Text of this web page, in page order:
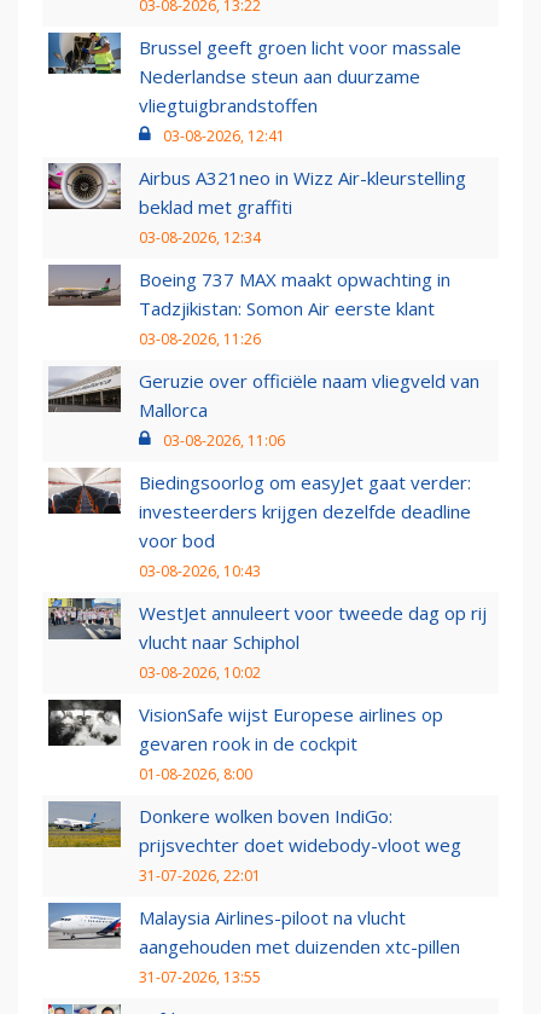
03-08-2026, 13:22
Brussel geeft groen licht voor massale
Nederlandse steun aan duurzame
vliegtuigbrandstoffen
03-08-2026, 12:41
Airbus A321neo in Wizz Air-kleurstelling
beklad met graffiti
03-08-2026, 12:34
Boeing 737 MAX maakt opwachting in
Tadzjikistan: Somon Air eerste klant
03-08-2026, 11:26
Geruzie over officiële naam vliegveld van
Mallorca
03-08-2026, 11:06
Biedingsoorlog om easyJet gaat verder:
investeerders krijgen dezelfde deadline
voor bod
03-08-2026, 10:43
WestJet annuleert voor tweede dag op rij
vlucht naar Schiphol
03-08-2026, 10:02
VisionSafe wijst Europese airlines op
gevaren rook in de cockpit
01-08-2026, 8:00
Donkere wolken boven IndiGo:
prijsvechter doet widebody-vloot weg
31-07-2026, 22:01
Malaysia Airlines-piloot na vlucht
aangehouden met duizenden xtc-pillen
31-07-2026, 13:55